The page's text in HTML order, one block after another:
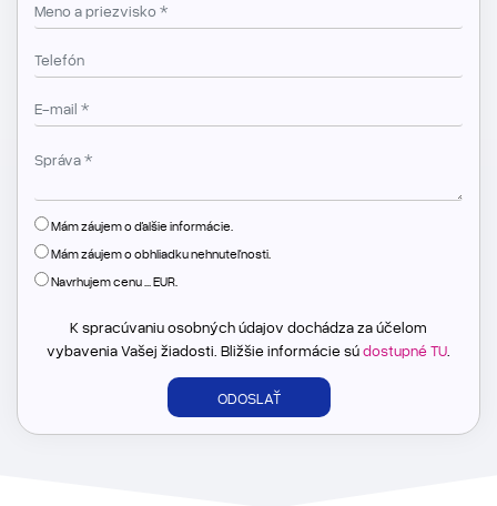
Mám záujem o ďalšie informácie.
Mám záujem o obhliadku nehnuteľnosti.
Navrhujem cenu ... EUR.
K spracúvaniu osobných údajov dochádza za účelom
vybavenia Vašej žiadosti. Bližšie informácie súdostupné TU